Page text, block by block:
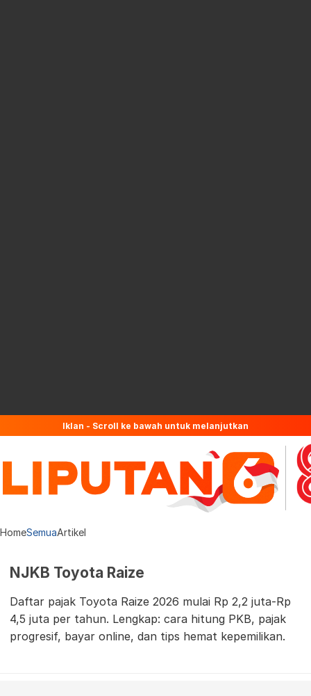
Iklan - Scroll ke bawah untuk melanjutkan
HomeSemuaArtikel
NJKB Toyota Raize
Daftar pajak Toyota Raize 2026 mulai Rp 2,2 juta-Rp
4,5 juta per tahun. Lengkap: cara hitung PKB, pajak
progresif, bayar online, dan tips hemat kepemilikan.